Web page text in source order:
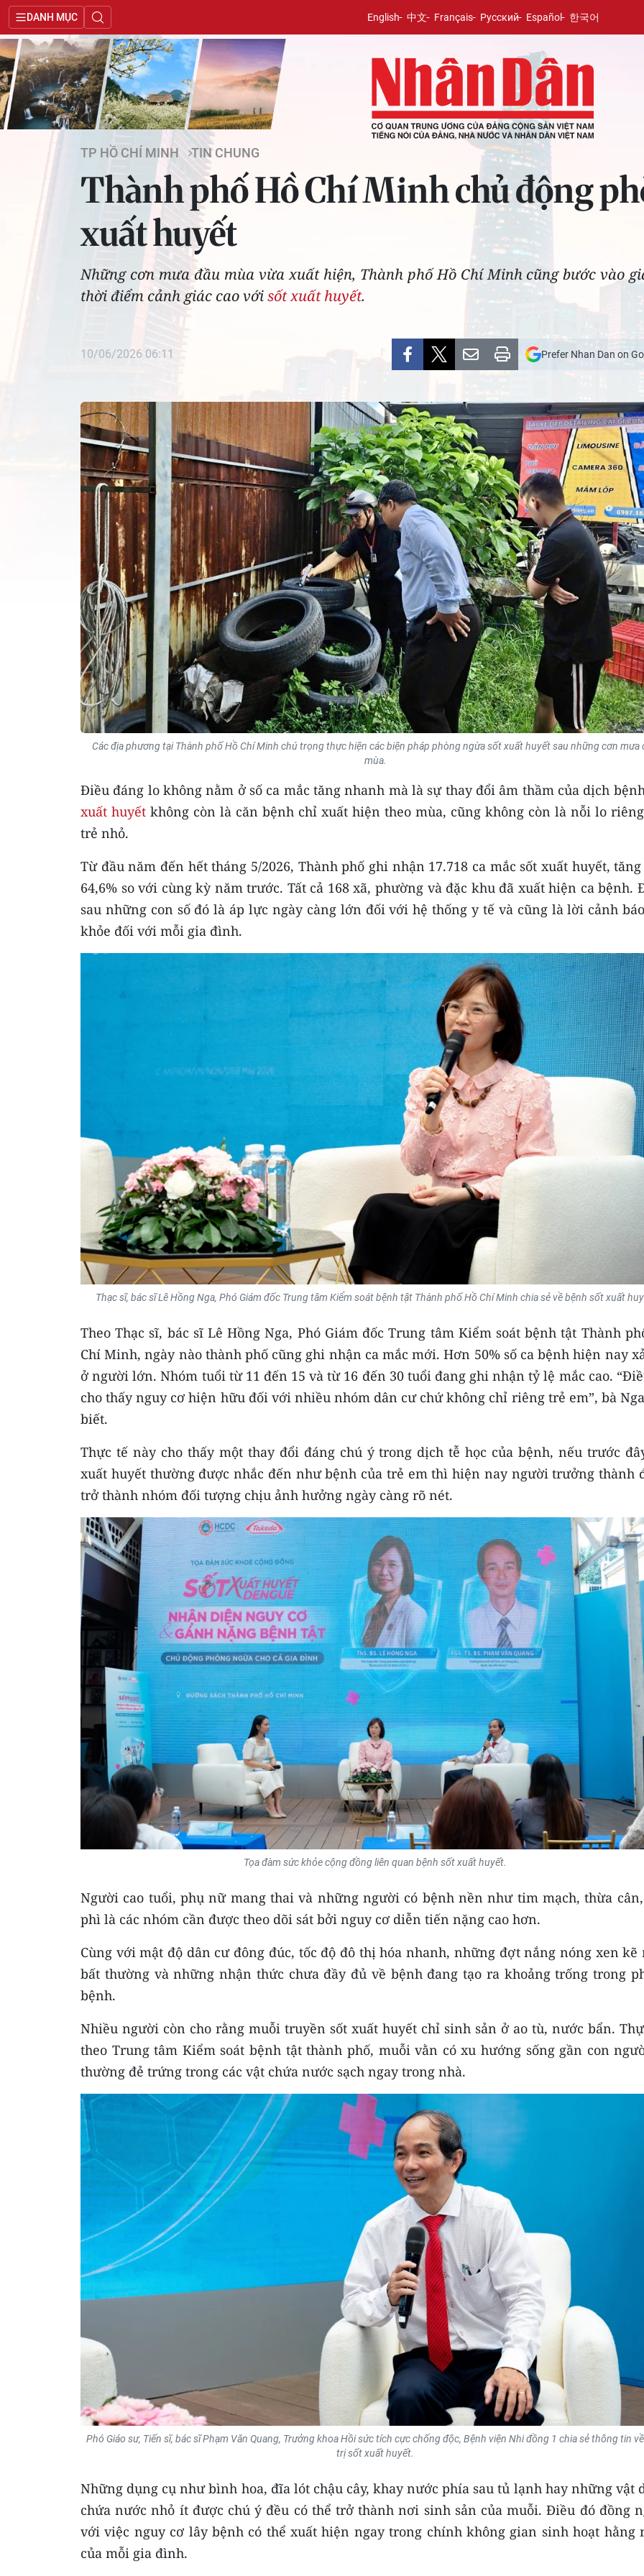
DANH MỤC English 中文 Français Русский Español 한국어
TP HỒ CHÍ MINH TIN CHUNG
Thành phố Hồ Chí Minh chủ động
xuất huyết
Những cơn mưa đầu mùa vừa xuất hiện, Thành phố Hồ Chí Minh cũng bước vào
thời điểm cảnh giác cao vớisốt xuất huyết.
10/06/2026 06:11 Prefer Nhan Dan on
Các địa phương tại Thành phố Hồ Chí Minh chú trọng thực hiện các biện pháp phòng ngừa sốt xuất huyết sau những cơn mưa
mùa.
Điều đáng lo không nằm ở số ca mắc tăng nhanh mà là sự thay đổi âm thầm của dịch
xuất huyết không còn là căn bệnh chỉ xuất hiện theo mùa, cũng không còn là nỗi lo
trẻ nhỏ.
Từ đầu năm đến hết tháng 5/2026, Thành phố ghi nhận 17.718 ca mắc sốt xuất huyết,
64,6% so với cùng kỳ năm trước. Tất cả 168 xã, phường và đặc khu đã xuất hiện ca bệnh.
sau những con số đó là áp lực ngày càng lớn đối với hệ thống y tế và cũng là lời cảnh
khỏe đối với mỗi gia đình.
Thạc sĩ, bác sĩ Lê Hồng Nga, Phó Giám đốc Trung tâm Kiểm soát bệnh tật Thành phố Hồ Chí Minh chia sẻ về bệnh sốt xuất
Theo Thạc sĩ, bác sĩ Lê Hồng Nga, Phó Giám đốc Trung tâm Kiểm soát bệnh tật Thành
Chí Minh, ngày nào thành phố cũng ghi nhận ca mắc mới. Hơn 50% số ca bệnh hiện nay
ở người lớn. Nhóm tuổi từ 11 đến 15 và từ 16 đến 30 tuổi đang ghi nhận tỷ lệ mắc cao.
cho thấy nguy cơ hiện hữu đối với nhiều nhóm dân cư chứ không chỉ riêng trẻ em”, bà
biết.
Thực tế này cho thấy một thay đổi đáng chú ý trong dịch tễ học của bệnh, nếu trước
xuất huyết thường được nhắc đến như bệnh của trẻ em thì hiện nay người trưởng thành
trở thành nhóm đối tượng chịu ảnh hưởng ngày càng rõ nét.
Tọa đàm sức khỏe cộng đồng liên quan bệnh sốt xuất huyết.
Người cao tuổi, phụ nữ mang thai và những người có bệnh nền như tim mạch, thừa
phì là các nhóm cần được theo dõi sát bởi nguy cơ diễn tiến nặng cao hơn.
Cùng với mật độ dân cư đông đúc, tốc độ đô thị hóa nhanh, những đợt nắng nóng xen kẽ
bất thường và những nhận thức chưa đầy đủ về bệnh đang tạo ra khoảng trống trong
bệnh.
Nhiều người còn cho rằng muỗi truyền sốt xuất huyết chỉ sinh sản ở ao tù, nước bẩn.
theo Trung tâm Kiểm soát bệnh tật thành phố, muỗi vằn có xu hướng sống gần con
thường đẻ trứng trong các vật chứa nước sạch ngay trong nhà.
Phó Giáo sư, Tiến sĩ, bác sĩ Phạm Văn Quang, Trưởng khoa Hồi sức tích cực chống độc, Bệnh viện Nhi đồng 1 chia sẻ thông tin
trị sốt xuất huyết.
Những dụng cụ như bình hoa, đĩa lót chậu cây, khay nước phía sau tủ lạnh hay những vật
chứa nước nhỏ ít được chú ý đều có thể trở thành nơi sinh sản của muỗi. Điều đó đồng
với việc nguy cơ lây bệnh có thể xuất hiện ngay trong chính không gian sinh hoạt hằng
của mỗi gia đình.